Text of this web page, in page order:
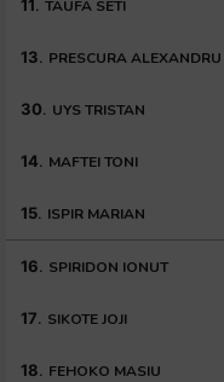
11. TAUFA SETI
13. PRESCURA ALEXANDRU
30. UYS TRISTAN
14. MAFTEI TONI
15. ISPIR MARIAN
16. SPIRIDON IONUT
17. SIKOTE JOJI
18. FEHOKO MASIU